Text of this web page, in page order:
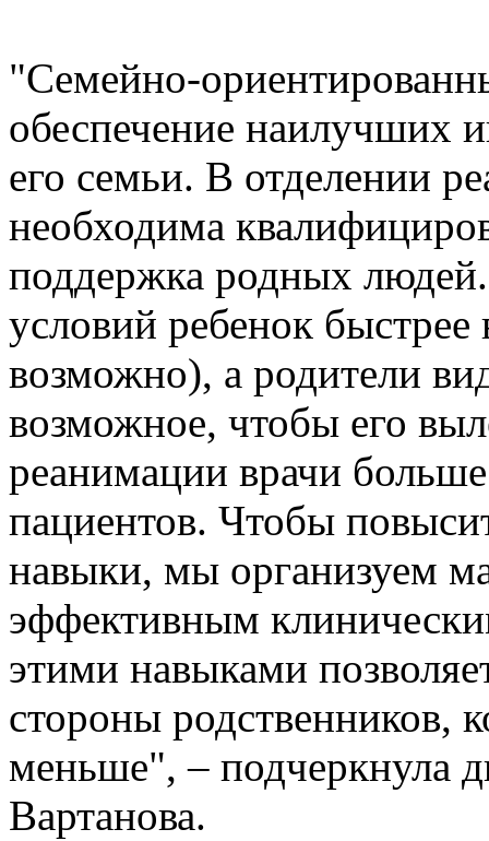
"Семейно-
обеспечение наилучших
его семьи. В отделении
необходима
поддержка родных
условий ребенок быстрее
возможно), а родители
возможное, чтобы его
реанимации врачи
пациентов. Чтобы
навыки, мы организуем
эффективным
этими навыками
стороны родственников,
меньше", – подчеркнула
Вартанова.